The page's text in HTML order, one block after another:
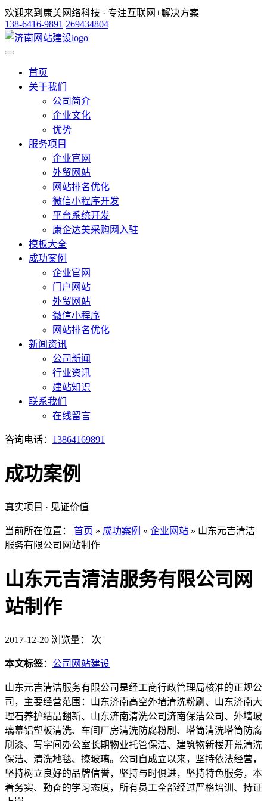
欢迎来到康美网络科技 · 专注互联网+解决方案
138-6416-9891 269434804
首页
关于我们
公司简介
企业文化
优势
服务项目
企业官网
外贸网站
网站排名优化
微信小程序开发
平台系统开发
康企达美采购网入驻
模板大全
成功案例
企业官网
门户网站
外贸网站
微信小程序
网站排名优化
新闻资讯
公司新闻
行业资讯
建站知识
联系我们
在线留言
咨询电话： 13864169891
成功案例
真实项目 · 见证价值
当前所在位置： 首页 » 成功案例 » 企业网站 » 山东元吉清洁
服务有限公司网站制作
山东元吉清洁服务有限公司网
站制作
2017-12-20 浏览量： 次
本文标签： 公司网站建设
山东元吉清洁服务有限公司是经工商行政管理局核准的正规公
司，主要经营范围：山东济南高空外墙清洗粉刷、山东济南大
理石养护结晶翻新、山东济南清洗公司济南保洁公司、外墙玻
璃幕铝塑板清洗、车间厂房清洗防腐粉刷、塔筒清洗塔筒防腐
刷漆、写字间办公室长期物业托管保洁、建筑物新楼开荒清洗
保洁、清洗地毯、擦玻璃。公司自成立以来，坚持依法经营，
坚持树立良好的品牌信誉，坚持与时俱进，坚持特色服务，本
着务实、勤奋的学习态度，所有员工全部经过严格培训、持证